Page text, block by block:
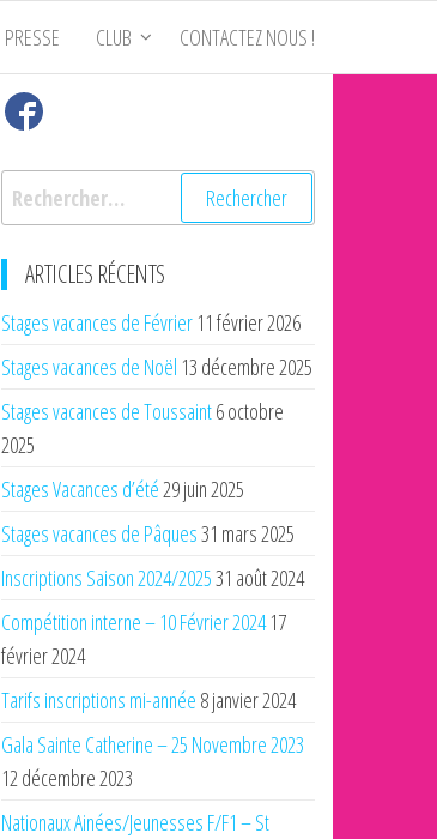
PRESSE CLUB CONTACTEZ NOUS !
Rechercher :
ARTICLES RÉCENTS
Stages vacances de Février 11 février 2026
Stages vacances de Noël 13 décembre 2025
Stages vacances de Toussaint6 octobre
2025
Stages Vacances d’été29 juin 2025
Stages vacances de Pâques31 mars 2025
Inscriptions Saison 2024/202531 août 2024
Compétition interne – 10 Février 2024 17
février 2024
Tarifs inscriptions mi-année 8 janvier 2024
Gala Sainte Catherine – 25 Novembre 2023
12 décembre 2023
Nationaux Ainées/Jeunesses F/F1 – St